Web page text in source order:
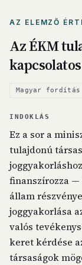
AZ ELEMZŐ
Az ÉKM
Magyar fordítás
INDOKLÁS
Ez a sor a
tulajdonú
finanszírozza —
állam
joggyakorlása
valós
keret kérdése
társaságok